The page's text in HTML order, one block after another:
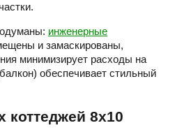
инженерные
и замаскированы,
минимизирует расходы на
обеспечивает стильный
8х10